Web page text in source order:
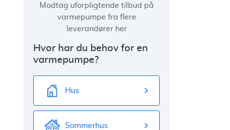
Modtag uforpligtende tilbud på
varmepumpe fra flere
leverandører her
Hvor har du behov for en
varmepumpe?
Hus
Sommerhus